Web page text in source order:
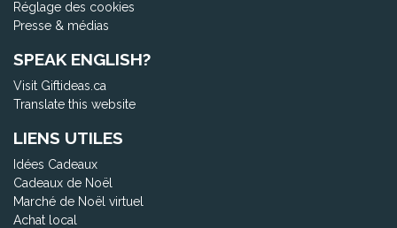
Réglage des cookies
Presse & médias
SPEAK ENGLISH?
Visit Giftideas.ca
Translate this website
LIENS UTILES
Idées Cadeaux
Cadeaux de Noël
Marché de Noël virtuel
Achat local